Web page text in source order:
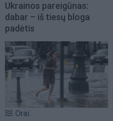
Ukrainos pareigūnas:
dabar – iš tiesų bloga
padėtis
Orai